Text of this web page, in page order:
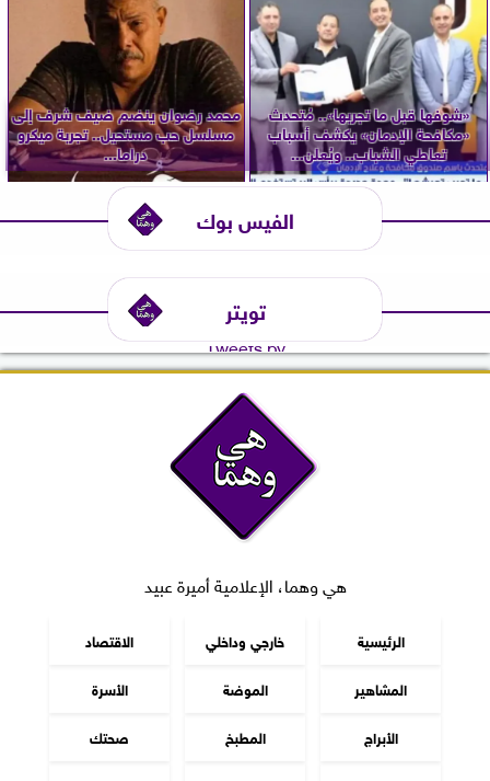
«شوفها قبل ما تجربها».. مُتحدث
«مكافحة الإدمان» يكشف أسباب
تعاطي الشباب.. ويُعلن...
محمد رضوان ينضم ضيف شرف إلى
مسلسل حب مستحيل.. تجربة ميكرو
دراما...
الفيس بوك
تويتر
Tweets by
هي وهما، الإعلامية أميرة عبيد
الرئيسية خارجي وداخلي
الاقتصاد
المشاهير
الموضة
الأسرة
الأبراج
المطبخ
صحتك